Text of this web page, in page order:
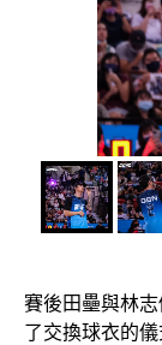
賽後田壘與林
了交換球衣的